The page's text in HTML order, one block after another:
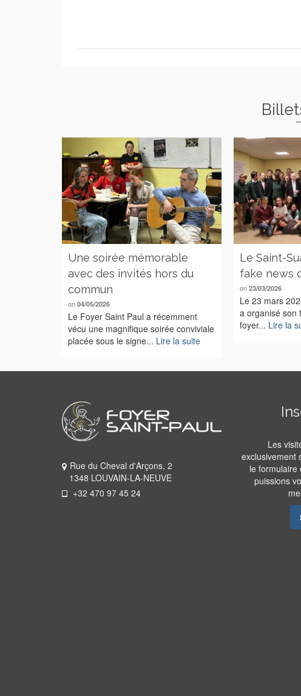
Une soirée mémorable
avec des invités hors du
commun
on 04/05/2026
Le Foyer Saint Paul a récemment
vécu une magnifique soirée conviviale
placée sous le signe... Lire la suite
Le Saint-
fake news
on23/03/2026
Le 23 mars
a organisé son
foyer... Lire la
Rue du Cheval d'Arçons, 2
1348 LOUVAIN-LA-NEUVE
+32 470 97 45 24
Les
exclusivement
le formulaire
puissions